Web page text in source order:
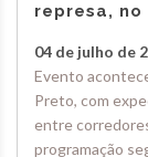
represa, no
04 de julho de
Evento
Preto, com
entre
programação